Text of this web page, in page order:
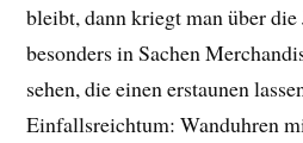
bleibt, dann kriegt man über die
besonders in Sachen
sehen, die einen erstaunen
Einfallsreichtum: Wanduhren